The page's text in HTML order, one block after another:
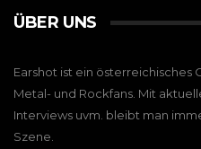
ÜBER UNS
Earshot ist ein österreichisches
Metal- und Rockfans. Mit
Interviews uvm. bleibt man
Szene.